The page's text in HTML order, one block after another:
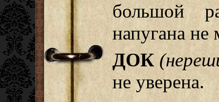
большой
напугана
ДОК
не уверена.